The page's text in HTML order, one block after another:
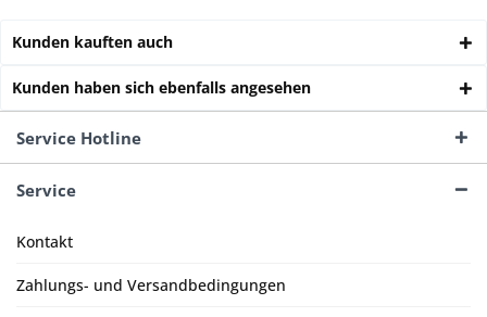
Kunden kauften auch
Kunden haben sich ebenfalls angesehen
Service Hotline
Service
Kontakt
Zahlungs- und Versandbedingungen